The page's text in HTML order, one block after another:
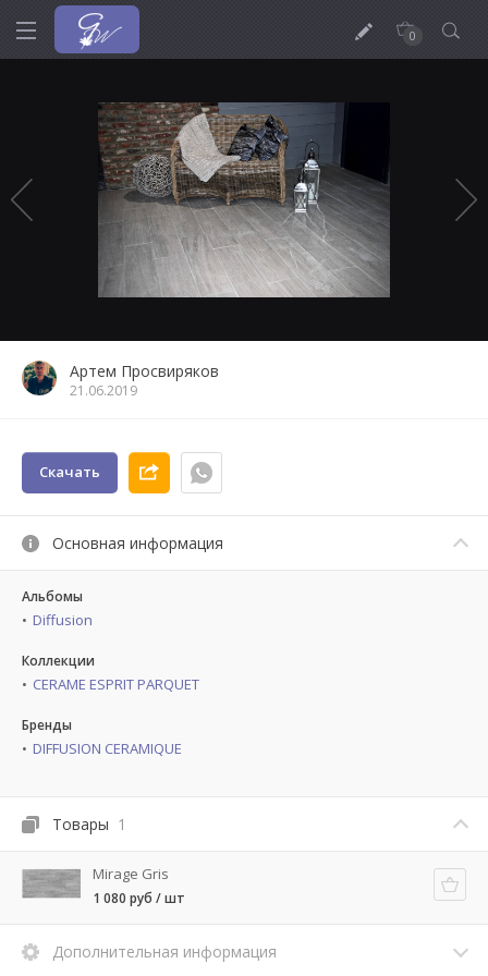
0
Артем Просвиряков
21.06.2019
Скачать
Основная информация
Альбомы
Diffusion
Коллекции
CERAME ESPRIT PARQUET
Бренды
DIFFUSION CERAMIQUE
Товары 1
Mirage Gris
1 080 руб / шт
Дополнительная информация